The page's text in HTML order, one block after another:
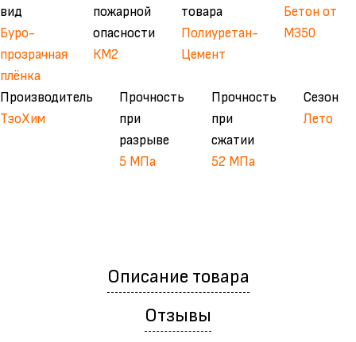
Описание товара
Отзывы
вид
Буро-
прозрачная
плёнка
пожарной
опасности
КМ2
товара
Полиуретан-
Цемент
Бетон от
М350
Производитель
ТэоХим
Прочность
при
разрыве
5 МПа
Прочность
при
сжатии
52 МПа
Сезон
Лето